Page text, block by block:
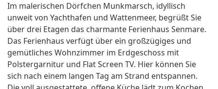
Im malerischen Dörfchen Munkmarsch, idyllisch
unweit von Yachthafen und Wattenmeer, begrüßt Sie
über drei Etagen das charmante Ferienhaus Senmare.
Das Ferienhaus verfügt über ein großzügiges und
gemütliches Wohnzimmer im Erdgeschoss mit
Polstergarnitur und Flat Screen TV. Hier können Sie
sich nach einem langen Tag am Strand entspannen.